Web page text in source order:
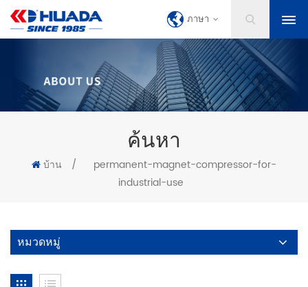
ภาษา
ค้นหา
บ้าน /
permanent-magnet-compressor-for-
industrial-use
หมวดหมู่